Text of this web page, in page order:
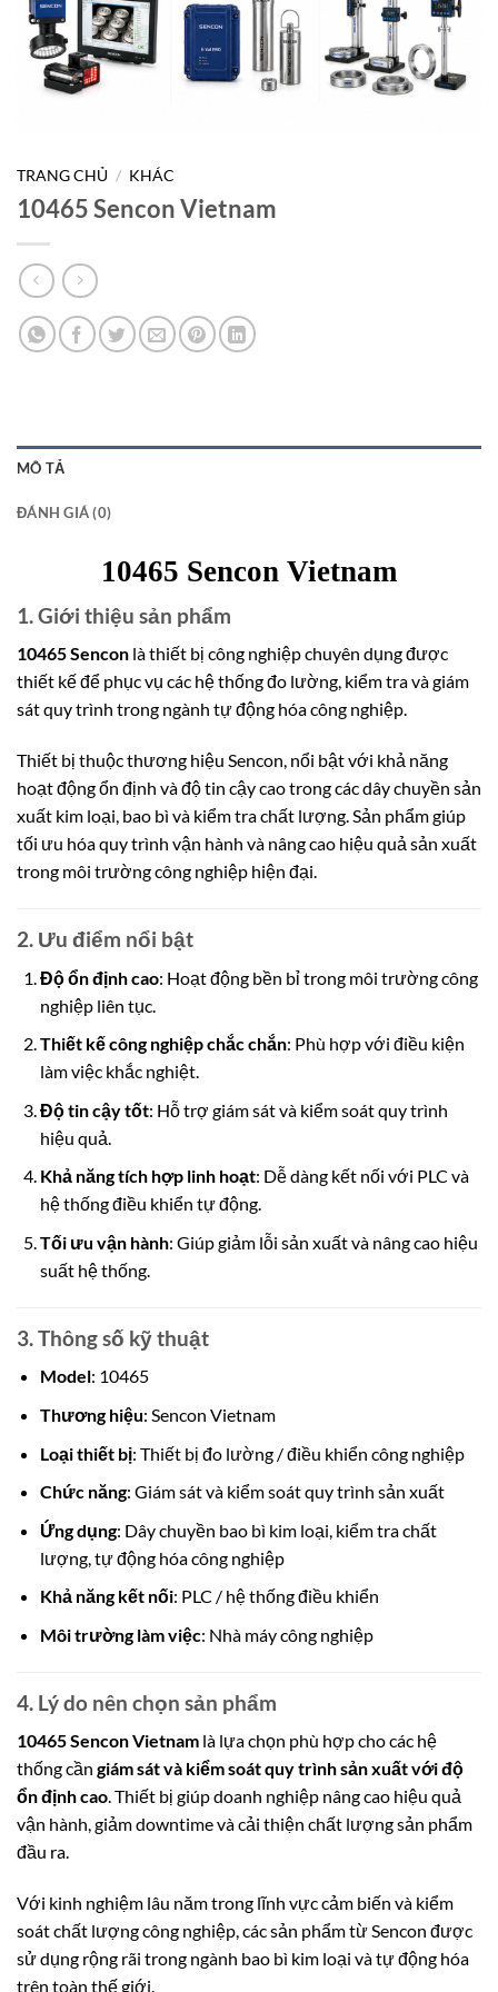
TRANG CHỦ / KHÁC
10465 Sencon Vietnam
MÔ TẢ
ĐÁNH GIÁ (0)
10465 Sencon Vietnam
1. Giới thiệu sản phẩm
10465 Sencon là thiết bị công nghiệp chuyên dụng được
thiết kế để phục vụ các hệ thống đo lường, kiểm tra và giám
sát quy trình trong ngành tự động hóa công nghiệp.
Thiết bị thuộc thương hiệu Sencon, nổi bật với khả năng
hoạt động ổn định và độ tin cậy cao trong các dây chuyền sản
xuất kim loại, bao bì và kiểm tra chất lượng. Sản phẩm giúp
tối ưu hóa quy trình vận hành và nâng cao hiệu quả sản xuất
trong môi trường công nghiệp hiện đại.
2. Ưu điểm nổi bật
Độ ổn định cao: Hoạt động bền bỉ trong môi trường công
nghiệp liên tục.
Thiết kế công nghiệp chắc chắn: Phù hợp với điều kiện
làm việc khắc nghiệt.
Độ tin cậy tốt: Hỗ trợ giám sát và kiểm soát quy trình
hiệu quả.
Khả năng tích hợp linh hoạt: Dễ dàng kết nối với PLC và
hệ thống điều khiển tự động.
Tối ưu vận hành: Giúp giảm lỗi sản xuất và nâng cao hiệu
suất hệ thống.
3. Thông số kỹ thuật
Model: 10465
Thương hiệu: Sencon Vietnam
Loại thiết bị: Thiết bị đo lường / điều khiển công nghiệp
Chức năng: Giám sát và kiểm soát quy trình sản xuất
Ứng dụng: Dây chuyền bao bì kim loại, kiểm tra chất
lượng, tự động hóa công nghiệp
Khả năng kết nối: PLC / hệ thống điều khiển
Môi trường làm việc: Nhà máy công nghiệp
4. Lý do nên chọn sản phẩm
10465 Sencon Vietnam là lựa chọn phù hợp cho các hệ
thống cần giám sát và kiểm soát quy trình sản xuất với độ
ổn định cao. Thiết bị giúp doanh nghiệp nâng cao hiệu quả
vận hành, giảm downtime và cải thiện chất lượng sản phẩm
đầu ra.
Với kinh nghiệm lâu năm trong lĩnh vực cảm biến và kiểm
soát chất lượng công nghiệp, các sản phẩm từSencon được
sử dụng rộng rãi trong ngành bao bì kim loại và tự động hóa
trên toàn thế giới.